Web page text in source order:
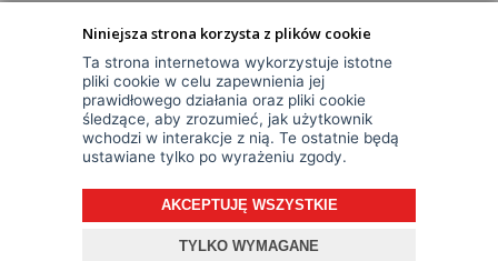
Niniejsza strona korzysta z plików cookie
Ta strona internetowa wykorzystuje istotne
pliki cookie w celu zapewnienia jej
prawidłowego działania oraz pliki cookie
śledzące, aby zrozumieć, jak użytkownik
wchodzi w interakcje z nią. Te ostatnie będą
ustawiane tylko po wyrażeniu zgody.
AKCEPTUJĘ WSZYSTKIE
TYLKO WYMAGANE
7:00 - 15:00
© Wszelkie Prawa Zastrzeżone
Projekt i oprogramowanie sklepu: